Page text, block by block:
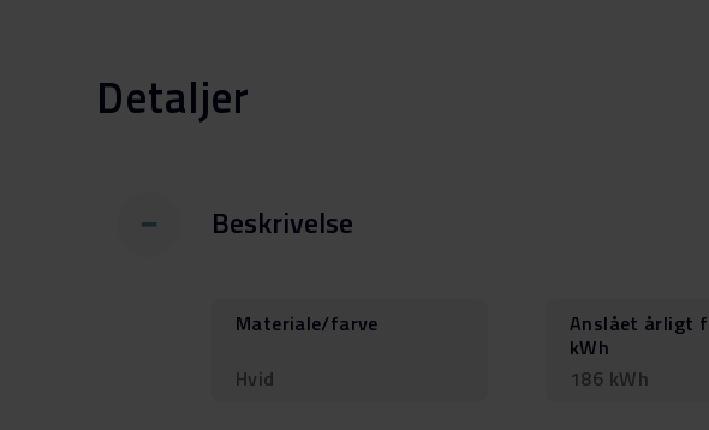
Detaljer
Beskrivelse
Materiale/farve
Hvid
Anslået årligt
kWh
186 kWh